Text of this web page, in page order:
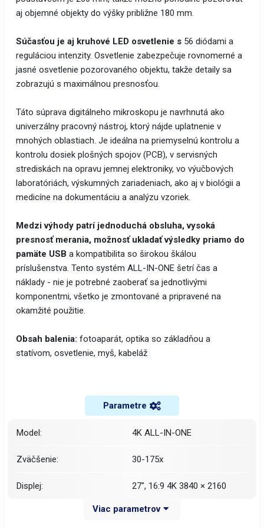
aj objemné objekty do výšky približne 180 mm.
Súčasťou je aj kruhové LED osvetlenie s 56 diódami a
reguláciou intenzity. Osvetlenie zabezpečuje rovnomerné a
jasné osvetlenie pozorovaného objektu, takže detaily sa
zobrazujú s maximálnou presnosťou.
Táto súprava digitálneho mikroskopu je navrhnutá ako
univerzálny pracovný nástroj, ktorý nájde uplatnenie v
mnohých oblastiach. Je ideálna na priemyselnú kontrolu a
kontrolu dosiek plošných spojov (PCB), v servisných
strediskách na opravu jemnej elektroniky, vo výučbových
laboratóriách, výskumných zariadeniach, ako aj v biológii a
medicíne na dokumentáciu a analýzu vzoriek.
Medzi výhody patrí jednoduchá obsluha, vysoká
presnosť merania, možnosť ukladať výsledky priamo do
pamäte USB a kompatibilita so širokou škálou
príslušenstva. Tento systém ALL-IN-ONE šetrí čas a
náklady - nie je potrebné zaoberať sa jednotlivými
komponentmi, všetko je zmontované a pripravené na
okamžité použitie.
Obsah balenia: fotoaparát, optika so základňou a
statívom, osvetlenie, myš, kabeláž
Parametre
Model: 4K ALL-IN-ONE
Zväčšenie: 30-175x
Displej: 27", 16:9 4K 3840 × 2160
4K - 3840 × 2160px alebo
Viac parametrov